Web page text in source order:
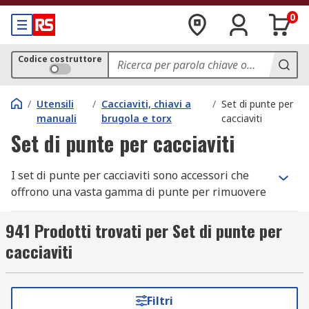
0
Codice costruttore
/ Utensili
manuali
/ Cacciaviti, chiavi a
brugola e torx
/ Set di punte per
cacciaviti
Set di punte per cacciaviti
I set di punte per cacciaviti sono accessori che
offrono una vasta gamma di punte per rimuovere
È importante avere lo strumento giusto per ogni
tipologia di applicazione e avere la disponibilità
di un set di punte per cacciaviti permette di
operare con un approccio universale. Questo
grazie alla disponibilità immediata di tutti gli
941 Prodotti trovati per Set di punte per
cacciaviti
Filtri